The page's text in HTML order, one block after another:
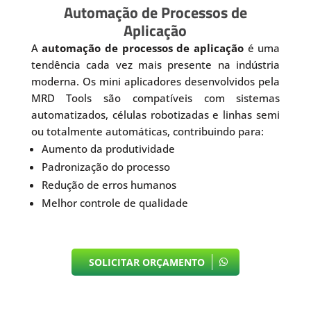
Automação de Processos de
Aplicação
Aautomação de processos de aplicaçãoé uma
tendência cada vez mais presente na indústria
moderna. Os mini aplicadores desenvolvidos pela
MRD Tools são compatíveis com sistemas
automatizados, células robotizadas e linhas semi
ou totalmente automáticas, contribuindo para:
Aumento da produtividade
Padronização do processo
Redução de erros humanos
Melhor controle de qualidade
SOLICITAR ORÇAMENTO